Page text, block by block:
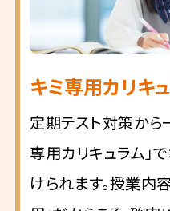
キミ専用カリキュ
定期テスト対策から
専用カリキュラム」
けられます。授業内